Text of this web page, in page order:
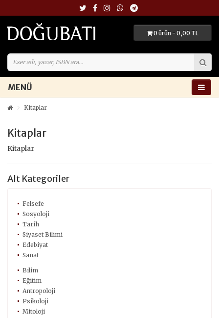
0 ürün - 0,00 TL
MENÜ
Kitaplar
Kitaplar
Kitaplar
Alt Kategoriler
Felsefe
Sosyoloji
Tarih
Siyaset Bilimi
Edebiyat
Sanat
Bilim
Eğitim
Antropoloji
Psikoloji
Mitoloji